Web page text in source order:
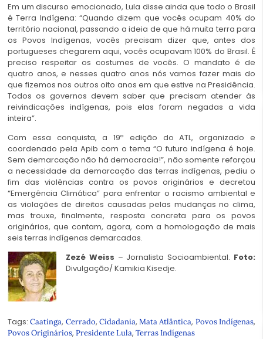
Em um discurso emocionado, Lula disse ainda que todo o Brasil
é Terra Indígena: “Quando dizem que vocês ocupam 40% do
território nacional, passando a ideia de que há muita terra para
os Povos Indígenas, vocês precisam dizer que, antes dos
portugueses chegarem aqui, vocês ocupavam 100% do Brasil. É
preciso respeitar os costumes de vocês. O mandato é de
quatro anos, e nesses quatro anos nós vamos fazer mais do
que fizemos nos outros oito anos em que estive na Presidência.
Todos os governos devem saber que precisam atender às
reivindicações indígenas, pois elas foram negadas a vida
inteira”.
Com essa conquista, a 19ª edição do ATL, organizado e
coordenado pela Apib com o tema “O futuro indígena é hoje.
Sem demarcação não há democracia!”, não somente reforçou
a necessidade da demarcação das terras indígenas, pediu o
fim das violências contra os povos originários e decretou
“Emergência Climática” para enfrentar o racismo ambiental e
as violações de direitos causadas pelas mudanças no clima,
mas trouxe, finalmente, resposta concreta para os povos
originários, que contam, agora, com a homologação de mais
seis terras indígenas demarcadas.
Zezé Weiss – Jornalista Socioambiental. Foto:
Divulgação/ Kamikia Kisedje.
Tags:Caatinga, Cerrado, Cidadania,Mata Atlântica, Povos Indígenas,
Povos Originários, Presidente Lula, Terras Indígenas